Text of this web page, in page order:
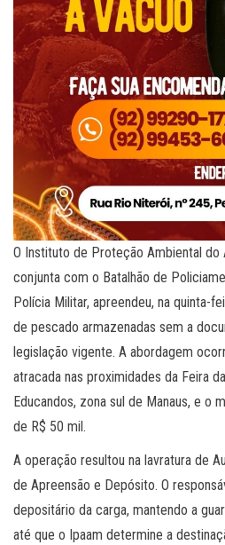
O Instituto de Proteção Ambiental do
conjunta com o Batalhão de
Polícia Militar, apreendeu, na quinta-
de pescado armazenadas sem a
legislação vigente. A abordagem
atracada nas proximidades da Feira
Educandos, zona sul de Manaus, e o
de R$ 50 mil.
A operação resultou na lavratura de
de Apreensão e Depósito. O
depositário da carga, mantendo a
até que o Ipaam determine a